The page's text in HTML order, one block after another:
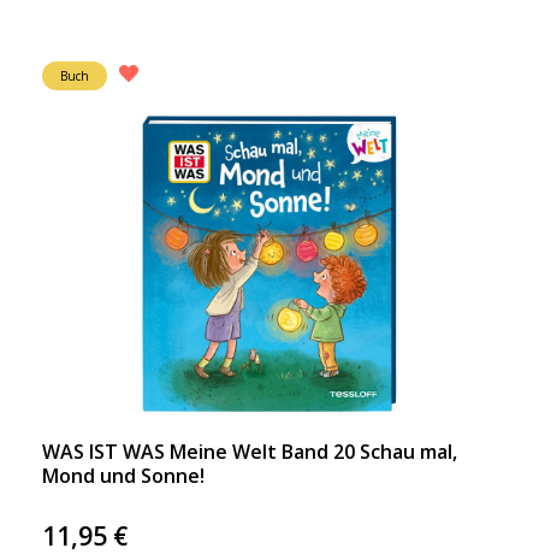
Buch
WAS IST WAS Meine Welt Band 20 Schau mal,
Mond und Sonne!
11,95 €